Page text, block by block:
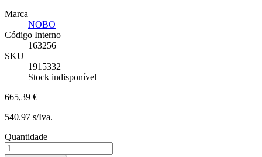
Marca
NOBO
Código Interno
163256
SKU
1915332
Stock indisponível
665,39 €
540.97 s/Iva.
Quantidade